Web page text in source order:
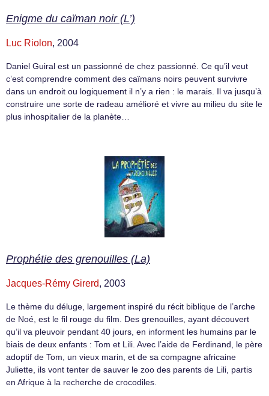
Enigme du caïman noir (L’)
Luc Riolon, 2004
Daniel Guiral est un passionné de chez passionné. Ce qu’il veut
c’est comprendre comment des caïmans noirs peuvent survivre
dans un endroit ou logiquement il n’y a rien : le marais. Il va jusqu’à
construire une sorte de radeau amélioré et vivre au milieu du site le
plus inhospitalier de la planète…
Prophétie des grenouilles (La)
Jacques-Rémy Girerd, 2003
Le thème du déluge, largement inspiré du récit biblique de l’arche
de Noé, est le fil rouge du film. Des grenouilles, ayant découvert
qu’il va pleuvoir pendant 40 jours, en informent les humains par le
biais de deux enfants : Tom et Lili. Avec l’aide de Ferdinand, le père
adoptif de Tom, un vieux marin, et de sa compagne africaine
Juliette, ils vont tenter de sauver le zoo des parents de Lili, partis
en Afrique à la recherche de crocodiles.